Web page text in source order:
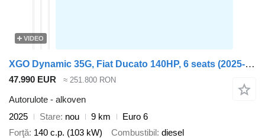
VIDEO
XGO Dynamic 35G, Fiat Ducato 140HP, 6 seats (2025-2026 model)
47.990 EUR ≈ 251.800 RON
Autorulote - alkoven
2025
Stare nou 9 km
Euro 6
Forţă 140 c.p. (103 kW) Combustibil diesel